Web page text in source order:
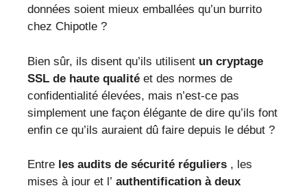
données soient mieux emballées qu’un burrito
chez Chipotle ?
Bien sûr, ils disent qu’ils utilisent un cryptage
SSL de haute qualité et des normes de
confidentialité élevées, mais n’est-ce pas
simplement une façon élégante de dire qu’ils font
enfin ce qu’ils auraient dû faire depuis le début ?
Entre les audits de sécurité réguliers , les
mises à jour et l’ authentification à deux